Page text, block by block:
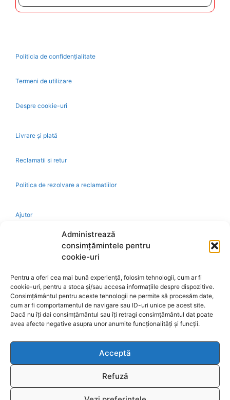
Administrează
consimțămintele pentru
cookie-uri
Pentru a oferi cea mai bună experiență, folosim tehnologii, cum ar fi
cookie-uri, pentru a stoca și/sau accesa informațiile despre dispozitive.
Consimțământul pentru aceste tehnologii ne permite să procesăm date,
cum ar fi comportamentul de navigare sau ID-uri unice pe acest site.
Dacă nu îți dai consimțământul sau îți retragi consimțământul dat poate
avea afecte negative asupra unor anumite funcționalități și funcții.
Acceptă
Refuză
5
Politicia de confidențialitate
Termeni de utilizare
Despre cookie-uri
Livrare și plată
Reclamatii si retur
Politica de rezolvare a reclamatiilor
Ajutor
Retragere din contract
A.N.P.C.